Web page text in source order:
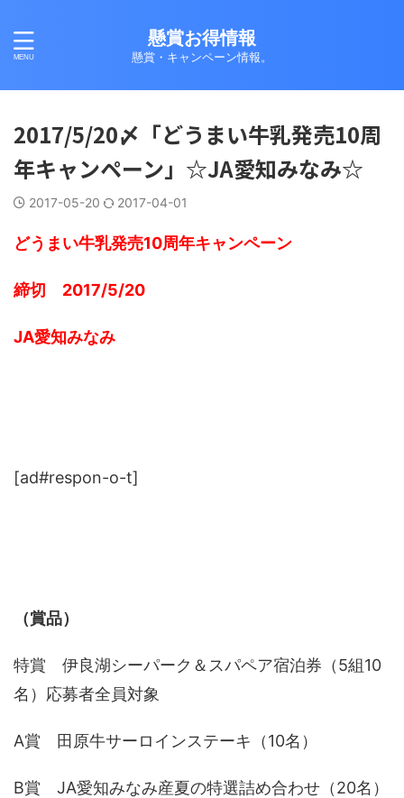
懸賞お得情報
懸賞・キャンペーン情報。
2017/5/20〆「どうまい牛乳発売10周
年キャンペーン」☆JA愛知みなみ☆
2017-05-20 2017-04-01
どうまい牛乳発売10周年キャンペーン
締切 2017/5/20
JA愛知みなみ
[ad#respon-o-t]
（賞品）
特賞 伊良湖シーパーク＆スパペア宿泊券（5組10
名）応募者全員対象
A賞 田原牛サーロインステーキ（10名）
B賞 JA愛知みなみ産夏の特選詰め合わせ（20名）